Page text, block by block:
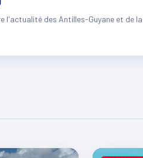
l'actualité des Antilles-Guyane et de